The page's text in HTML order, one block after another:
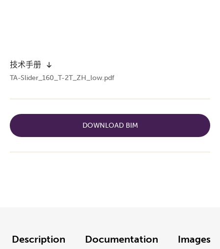
技术手册
TA-Slider_160_T-2T_ZH_low.pdf
DOWNLOAD BIM
Description Documentation Images